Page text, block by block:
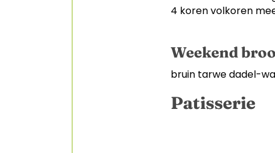
4 koren volkoren
Weekend
bruin tarwe dadel-
Patisserie